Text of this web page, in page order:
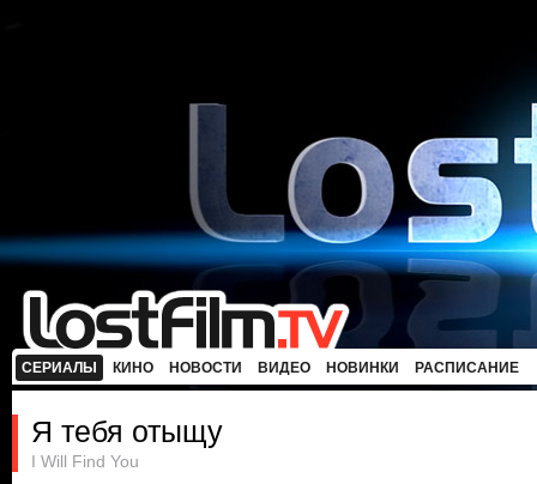
СЕРИАЛЫ КИНО НОВОСТИ ВИДЕО НОВИНКИ РАСПИСАНИЕ
Я тебя отыщу
I Will Find You